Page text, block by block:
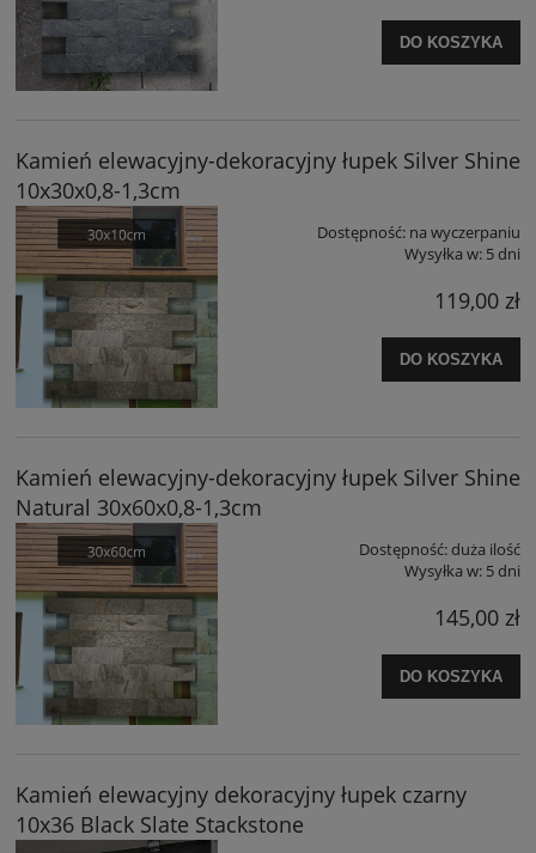
DO KOSZYKA
Kamień elewacyjny-dekoracyjny łupek Silver Shine
10x30x0,8-1,3cm
Dostępność: na wyczerpaniu
Wysyłka w: 5 dni
119,00 zł
DO KOSZYKA
Kamień elewacyjny-dekoracyjny łupek Silver Shine
Natural 30x60x0,8-1,3cm
Dostępność:duża ilość
Wysyłka w: 5 dni
145,00 zł
DO KOSZYKA
Kamień elewacyjny dekoracyjny łupek czarny
10x36 Black Slate Stackstone